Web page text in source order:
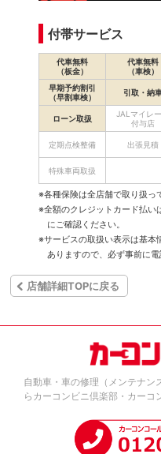
付帯サービス
代車無料
（板金）
代車無料
（車検）
早期予約割引
（早割車検）
引取・納
ローン取扱
JALマイレ
付与店
定期点検整備 出張見積
特殊車両取扱
※各種保険は全店舗で取り扱っ
※全額のクレジットカード払い
にご確認ください。
※サービスの取扱い表示は基本
ありますので、必ず事前に
店舗詳細TOPに戻る
自動車・車の修理（メンテナン
らカーコンビニ倶楽部・カーコ